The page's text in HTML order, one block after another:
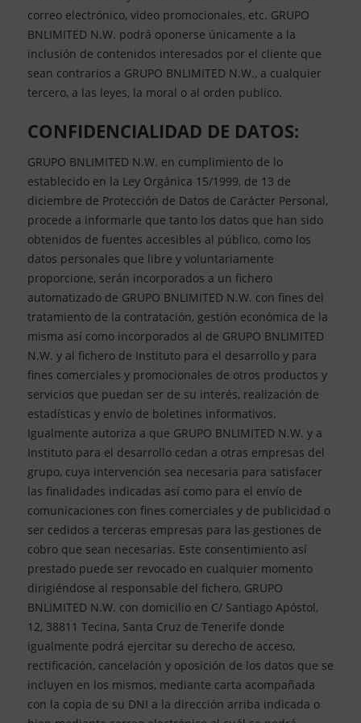
correo electrónico, video promocionales, etc. GRUPO
BNLIMITED N.W. podrá oponerse únicamente a la
inclusión de contenidos interesados por el cliente que
sean contrarios a GRUPO BNLIMITED N.W., a cualquier
tercero, a las leyes, la moral o al orden publico.
CONFIDENCIALIDAD DE DATOS:
GRUPO BNLIMITED N.W. en cumplimiento de lo
establecido en la Ley Orgánica 15/1999, de 13 de
diciembre de Protección de Datos de Carácter Personal,
procede a informarle que tanto los datos que han sido
obtenidos de fuentes accesibles al público, como los
datos personales que libre y voluntariamente
proporcione, serán incorporados a un fichero
automatizado de GRUPO BNLIMITED N.W. con fines del
tratamiento de la contratación, gestión económica de la
misma así como incorporados al de GRUPO BNLIMITED
N.W. y al fichero de Instituto para el desarrollo y para
fines comerciales y promocionales de otros productos y
servicios que puedan ser de su interés, realización de
estadísticas y envío de boletines informativos.
Igualmente autoriza a que GRUPO BNLIMITED N.W. y a
Instituto para el desarrollo cedan a otras empresas del
grupo, cuya intervención sea necesaria para satisfacer
las finalidades indicadas así como para el envío de
comunicaciones con fines comerciales y de publicidad o
ser cedidos a terceras empresas para las gestiones de
cobro que sean necesarias. Este consentimiento así
prestado puede ser revocado en cualquier momento
dirigiéndose al responsable del fichero, GRUPO
BNLIMITED N.W. con domicilio en C/ Santiago Apóstol,
12, 38811 Tecina, Santa Cruz de Tenerife donde
igualmente podrá ejercitar su derecho de acceso,
rectificación, cancelación y oposición de los datos que se
incluyen en los mismos, mediante carta acompañada
con la copia de su DNI a la dirección arriba indicada o